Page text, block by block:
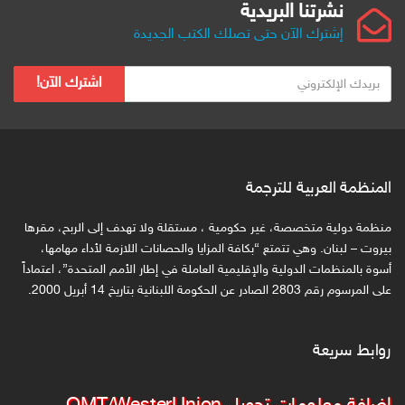
نشرتنا البريدية
إشترك الآن حتى تصلك الكتب الجديدة
ر
ا
ا
ل
ك
ت
ن
اشترك الآن!
المنظمة العربية للترجمة
منظمة دولية متخصصة، غير حكومية ، مستقلة ولا تهدف إلى الربح، مقرها
بيروت – لبنان. وهي تتمتع “بكافة المزايا والحصانات اللازمة لأداء مهامها،
أسوة بالمنظمات الدولية والإقليمية العاملة في إطار الأمم المتحدة”، اعتماداً
على المرسوم رقم 2803 الصادر عن الحكومة اللبنانية بتاريخ 14 أبريل 2000.
روابط سريعة